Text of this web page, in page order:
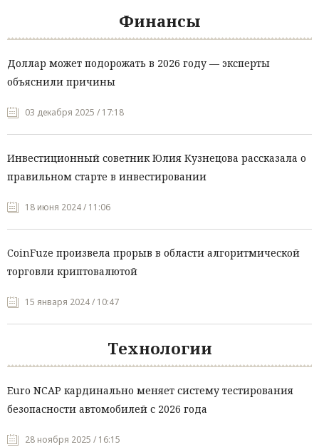
Финансы
Доллар может подорожать в 2026 году — эксперты
объяснили причины
03 декабря 2025 / 17:18
Инвестиционный советник Юлия Кузнецова рассказала о
правильном старте в инвестировании
18 июня 2024 / 11:06
CoinFuze произвела прорыв в области алгоритмической
торговли криптовалютой
15 января 2024 / 10:47
Технологии
Euro NCAP кардинально меняет систему тестирования
безопасности автомобилей с 2026 года
28 ноября 2025 / 16:15